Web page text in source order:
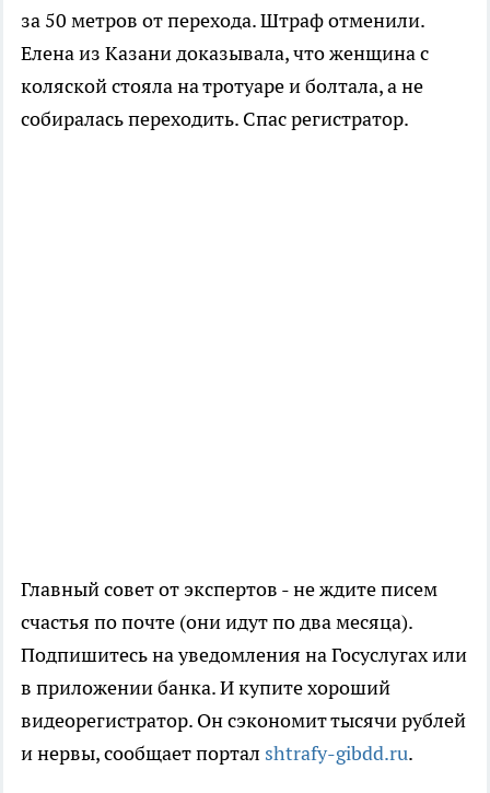
за 50 метров от перехода. Штраф отменили.
Елена из Казани доказывала, что женщина с
коляской стояла на тротуаре и болтала, а не
собиралась переходить. Спас регистратор.
Главный совет от экспертов - не ждите писем
счастья по почте (они идут по два месяца).
Подпишитесь на уведомления на Госуслугах или
в приложении банка. И купите хороший
видеорегистратор. Он сэкономит тысячи рублей
и нервы, сообщает портал shtrafy-gibdd.ru.